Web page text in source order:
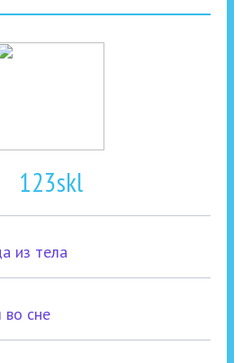
123skl
из тела
во сне